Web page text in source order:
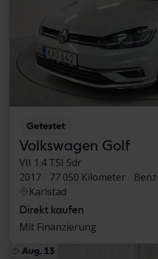
Getestet
Volkswagen Golf
VII 1.4 TSI 5dr
2017
77 050 Kilometer
Karlstad
Direkt kaufen
Mit Finanzierung
Aug. 13